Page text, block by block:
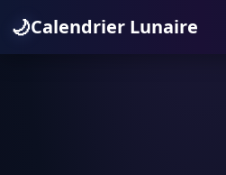
🌙Calendrier Lunaire